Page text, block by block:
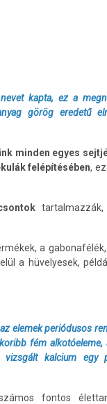
kapta, ez a
görög eredetű
minden egyes
felépítésében,
a
a hüvelyesek,
elemek periódusos
fém
vizsgált kalcium egy
fontos